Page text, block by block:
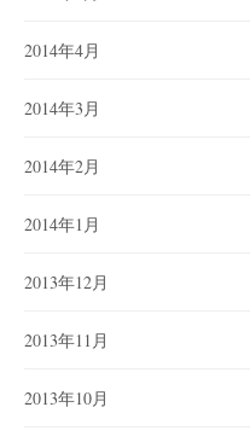
2014年4月
2014年3月
2014年2月
2014年1月
2013年12月
2013年11月
2013年10月